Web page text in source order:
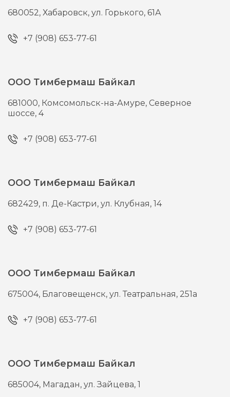
680052,Хабаровск,ул. Горького, 61А
+7 (908) 653-77-61
ООО Тимбермаш Байкал
681000, Комсомольск-на-Амуре, Северное
шоссе, 4
+7 (908) 653-77-61
ООО Тимбермаш Байкал
682429, п. Де-Кастри,ул. Клубная, 14
+7 (908) 653-77-61
ООО Тимбермаш Байкал
675004, Благовещенск,ул. Театральная, 251а
+7 (908) 653-77-61
ООО Тимбермаш Байкал
685004, Магадан,ул. Зайцева, 1